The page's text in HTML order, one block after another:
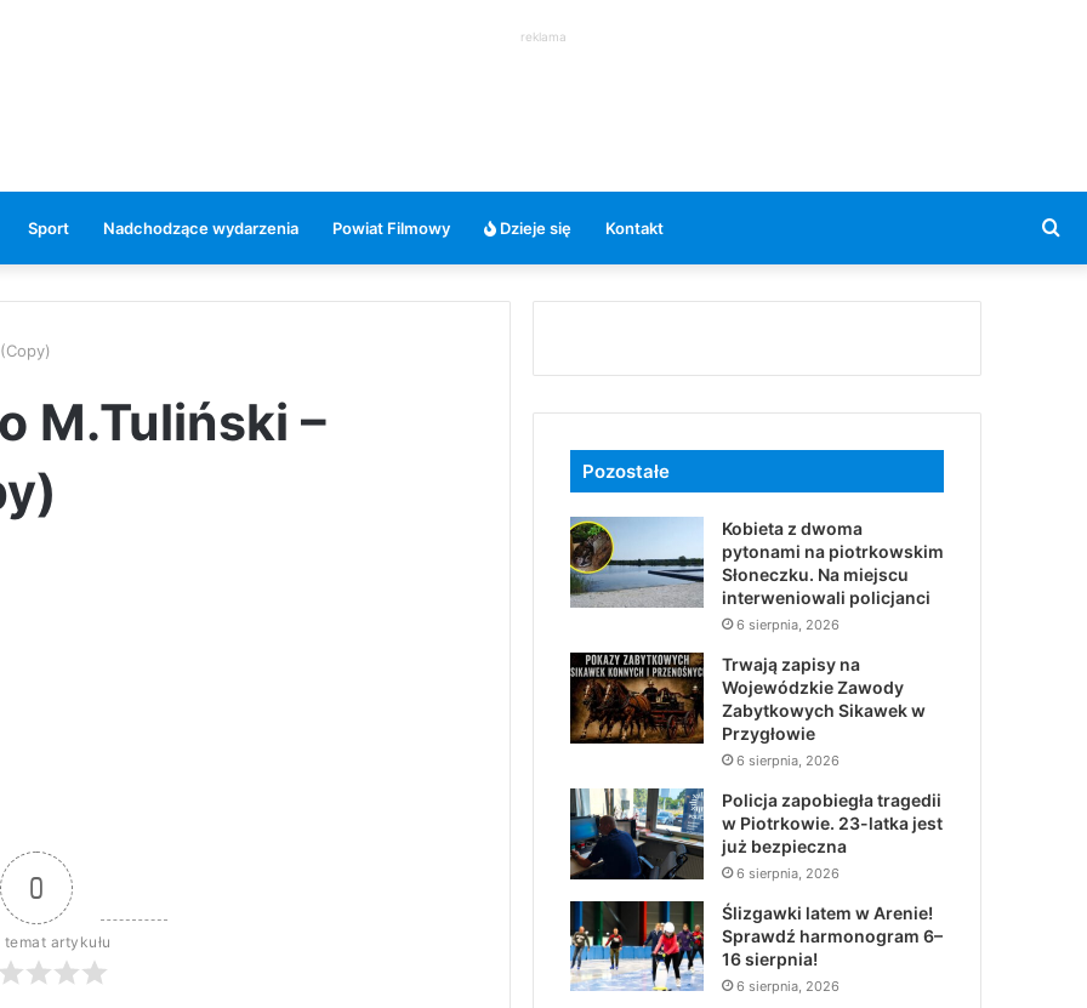
reklama
Sport Nadchodzące wydarzenia Powiat Filmowy Dzieje się Kontakt
M.Tuliński –
0
temat artykułu
Pozostałe
Kobieta z dwoma
pytonami na piotrkowskim
Słoneczku. Na miejscu
interweniowali policjanci
6 sierpnia, 2026
Trwają zapisy na
Wojewódzkie Zawody
Zabytkowych Sikawek w
Przygłowie
6 sierpnia, 2026
Policja zapobiegła tragedii
w Piotrkowie. 23-latka jest
już bezpieczna
6 sierpnia, 2026
Ślizgawki latem w Arenie!
Sprawdź harmonogram 6–
16 sierpnia!
6 sierpnia, 2026